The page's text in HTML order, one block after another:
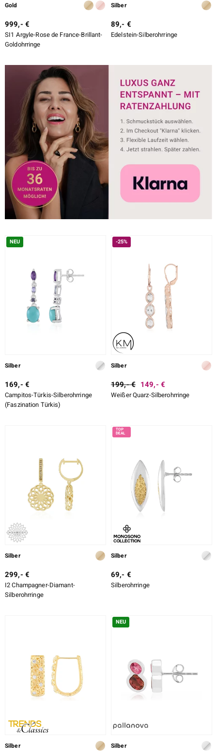
Gold
999,- €
SI1 Argyle-Rose de France-Brillant-
Goldohrringe
Silber
89,- €
Edelstein-Silberohrringe
NEU
Silber
169,- €
Campitos-Türkis-Silberohrringe
(Faszination Türkis)
-25%
Silber
199,- € 149,- €
Weißer Quarz-Silberohrringe
Silber
299,- €
I2 Champagner-Diamant-
Silberohrringe
Silber
69,- €
Silberohrringe
Silber
NEU
Silber